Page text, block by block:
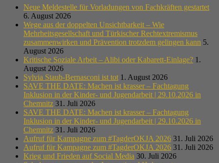
Neue Meldestelle für Vorladungen von Fachkräften gestartet
6. August 2026
Wege aus der doppelten Unsichtbarkeit – Wie
Mehrheitsgesellschaft und Türkischer Rechtextremismus
zusammenwirken und Prävention trotzdem gelingen kann 5.
August 2026
Kritische Soziale Arbeit – Alibi oder Kabarett-Einlage? 1.
August 2026
Sylvia Staub-Bernasconi ist tot 1. August 2026
SAVE THE DATE: Machen ist krasser – Fachtagung
Inklusion in der Kinder- und Jugendarbeit | 29.10.2026 in
Chemnitz 31. Juli 2026
SAVE THE DATE: Machen ist krasser – Fachtagung
Inklusion in der Kinder- und Jugendarbeit | 29.10.2026 in
Chemnitz 31. Juli 2026
Aufruf für Kampagne zum #TagderOKJA 2026 31. Juli 2026
Aufruf für Kampagne zum #TagderOKJA 2026 31. Juli 2026
Krieg und Frieden auf Social Media 30. Juli 2026